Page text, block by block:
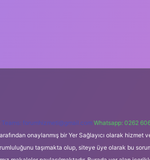
Teams: forumhizmeti@gmail.com Whatsapp: 0262
onaylanmış bir Yer Sağlayıcı olarak
taşımakta olup, siteye üye olarak bu